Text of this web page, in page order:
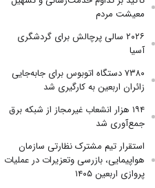
معیشت مردم
۲۰۲۶ سالی پرچالش برای گردشگری
آسیا
۷۳۸۰ دستگاه اتوبوس برای جابه‌جایی
زائران اربعین به‌ کارگیری شد
۱۹۴ هزار انشعاب غیرمجاز از شبکه برق
جمع‌آوری شد
استقرار تیم مشترک نظارتی سازمان
هواپیمایی، بازرسی وتعزیرات در عملیات
پروازی اربعین ۱۴۰۵